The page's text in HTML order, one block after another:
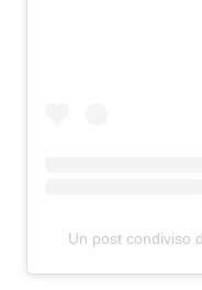
Un post condiviso